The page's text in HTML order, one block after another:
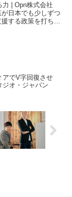
| Opn株式会社
日本でも少しずつ
する政策を打ち出
アでV字回復させ
ジオ・ジャパン